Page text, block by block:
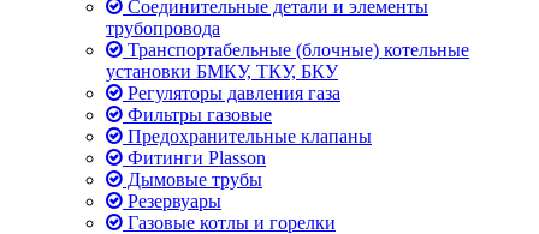
Соединительные детали и элементы
трубопровода
Транспортабельные (блочные) котельные
установки БМКУ, ТКУ, БКУ
Регуляторы давления газа
Фильтры газовые
Предохранительные клапаны
Фитинги Plasson
Дымовые трубы
Резервуары
Газовые котлы и горелки